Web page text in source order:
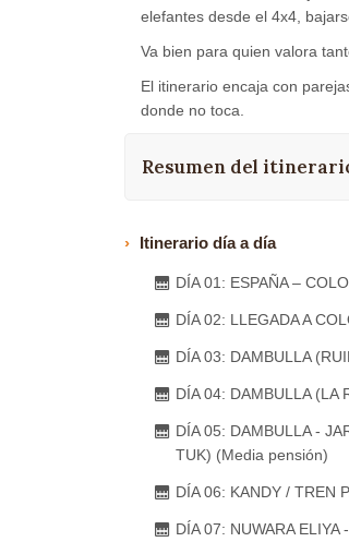
elefantes desde el 4x4,
Va bien para quien valora
El itinerario encaja con
donde no toca.
Resumen del
Itinerario día a día
DÍA 01: ESPAÑA –
DÍA 02: LLEGADA A
DÍA 03: DAMBULLA
DÍA 04: DAMBULLA (LA
DÍA 05: DAMBULLA -
TUK) (Media pensión)
DÍA 06: KANDY / TREN
DÍA 07: NUWARA